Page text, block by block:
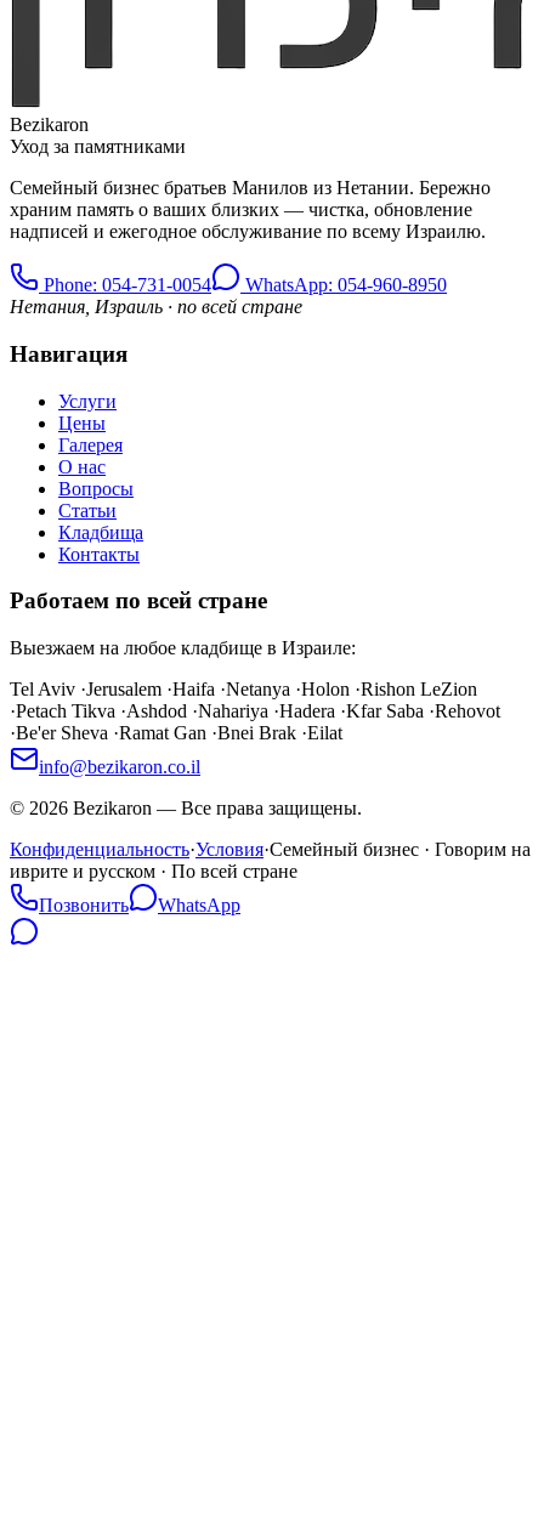
Bezikaron
Уход за памятниками
Семейный бизнес братьев Манилов из Нетании. Бережно
храним память о ваших близких — чистка, обновление
надписей и ежегодное обслуживание по всему Израилю.
Phone: 054-731-0054
WhatsApp: 054-960-8950
Нетания, Израиль · по всей стране
Навигация
Услуги
Цены
Галерея
О нас
Вопросы
Статьи
Кладбища
Контакты
Работаем по всей стране
Выезжаем на любое кладбище в Израиле:
Tel Aviv ·Jerusalem ·Haifa ·Netanya ·Holon ·Rishon LeZion
·Petach Tikva ·Ashdod ·Nahariya ·Hadera ·Kfar Saba ·Rehovot
·Be'er Sheva ·Ramat Gan ·Bnei Brak ·Eilat
info@bezikaron.co.il
© 2026 Bezikaron — Все права защищены.
Конфиденциальность·Условия·Семейный бизнес · Говорим на
иврите и русском · По всей стране
Позвонить
WhatsApp